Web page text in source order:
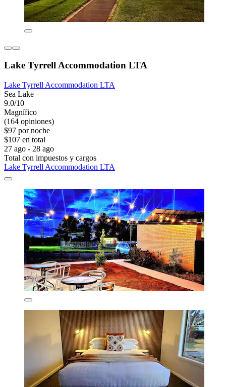
Lake Tyrrell Accommodation LTA
Lake Tyrrell Accommodation LTA
Sea Lake
9.0/10
Magnífico
(164 opiniones)
$97 por noche
$107 en total
27 ago - 28 ago
Total con impuestos y cargos
Lake Tyrrell Accommodation LTA